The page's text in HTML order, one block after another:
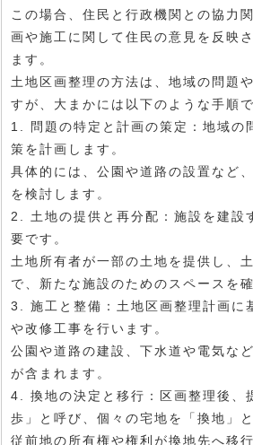
この場合、住民と行政機関との協力
画や施工に関して住民の意見を反映
ます。
土地区画整理の方法は、地域の問題
すが、大まかには以下のような手順
1. 問題の特定と計画の策定：地域の
策を計画します。
具体的には、公園や道路の設置など
を検討します。
2. 土地の提供と再分配：施設を建設
要です。
土地所有者が一部の土地を提供し、
で、新たな施設のためのスペースを
3. 施工と整備：土地区画整理計画に
や改修工事を行います。
公園や道路の建設、下水道や電気な
が含まれます。
4. 換地の決定と移行：区画整理後、
歩」と呼び、個々の宅地を「換地」と
従前地の所有権や権利が換地先へ移行